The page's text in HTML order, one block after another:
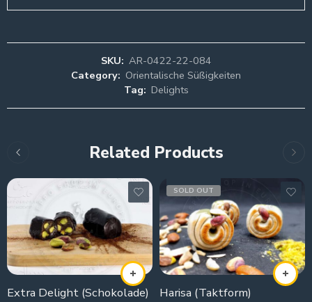
SKU: AR-0422-22-084
Category: Orientalische Süßigkeiten
Tag: Delights
Related Products
Extra Delight (Schokolade)
SOLD OUT
Harisa (Taktform)